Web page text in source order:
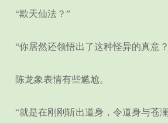
“欺天仙法？”
“你居然还领悟出了这种怪异的真意
陈龙象表情有些尴尬。
“就是在刚刚斩出道身，令道身与苍